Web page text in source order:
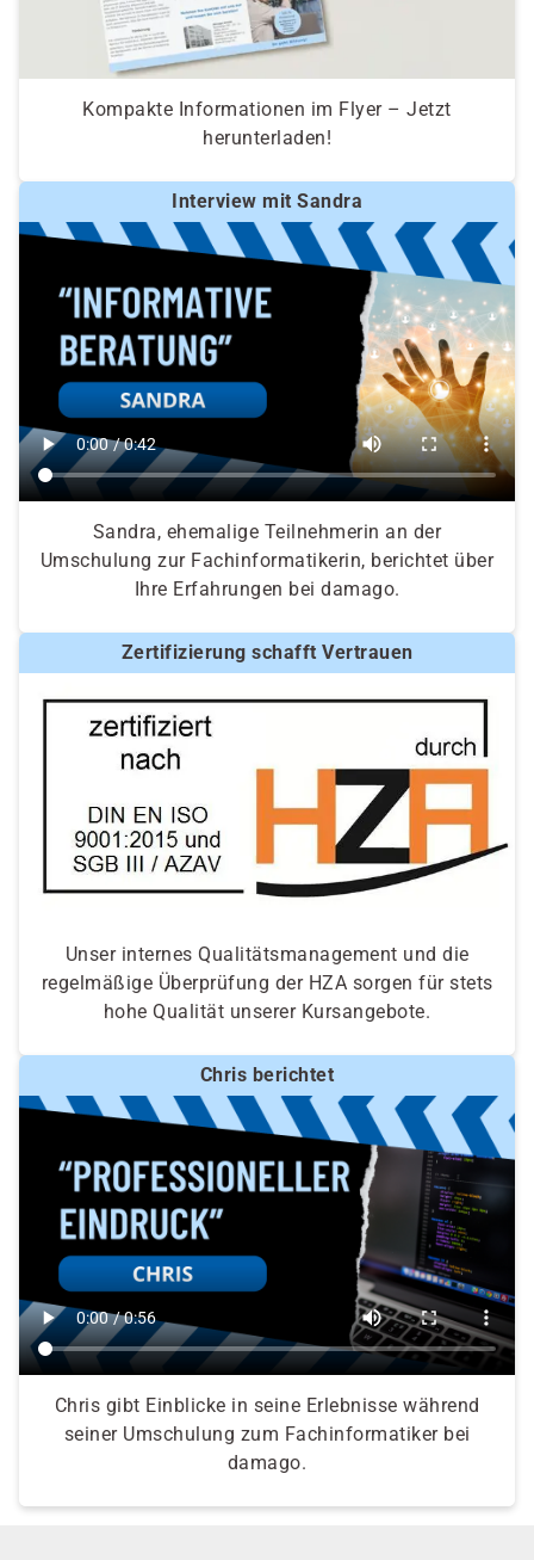
Kompakte Informationen im Flyer – Jetzt
herunterladen!
Interview mit Sandra
Sandra, ehemalige Teilnehmerin an der
Umschulung zur Fachinformatikerin, berichtet über
Ihre Erfahrungen bei damago.
Zertifizierung schafft Vertrauen
Unser internes Qualitätsmanagement und die
regelmäßige Überprüfung der HZA sorgen für stets
hohe Qualität unserer Kursangebote.
Chris berichtet
Chris gibt Einblicke in seine Erlebnisse während
seiner Umschulung zum Fachinformatiker bei
damago.